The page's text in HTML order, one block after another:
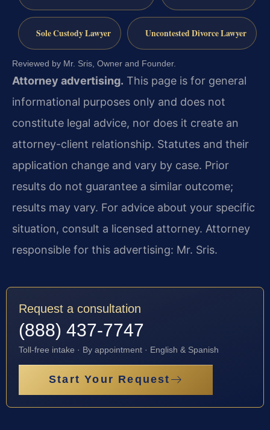
Sole Custody Lawyer Uncontested Divorce Lawyer
Reviewed by Mr. Sris, Owner and Founder.
Attorney advertising. This page is for general
informational purposes only and does not
constitute legal advice, nor does it create an
attorney-client relationship. Statutes and their
application change and vary by case. Prior
results do not guarantee a similar outcome;
results may vary. For advice about your specific
situation, consult a licensed attorney. Attorney
responsible for this advertising: Mr. Sris.
Request a consultation
(888) 437-7747
Toll-free intake · By appointment · English & Spanish
Start Your Request